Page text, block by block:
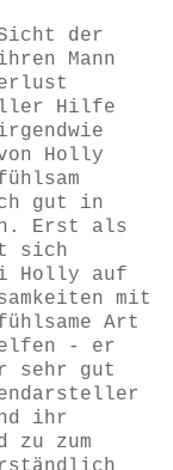
der
Mann
Hilfe
Holly
gut in
Erst als
sich
Holly auf
mit
Art
- er
sehr gut
ihr
zu zum